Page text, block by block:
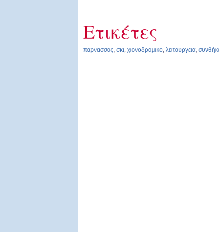
Ετικέτες
παρνασσος, σκι, χιονοδρομικο, λειτουργεια,